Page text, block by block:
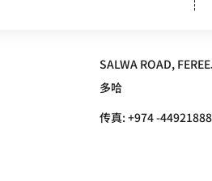
SALWA ROAD,
多哈
传真:+974 -44921888